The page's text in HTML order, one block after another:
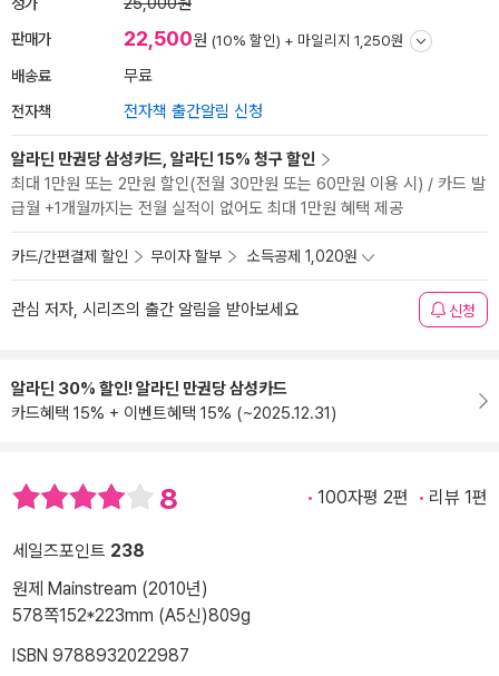
판매가 22,500원 (10% 할인) + 마일리지 1,250원
배송료 무료
전자책 전자책 출간알림 신청
알라딘 만권당 삼성카드, 알라딘 15% 청구 할인
최대 1만원 또는 2만원 할인(전월 30만원 또는 60만원 이용 시) / 카드 발
급월 +1개월까지는 전월 실적이 없어도 최대 1만원 혜택 제공
카드/간편결제 할인 무이자 할부 소득공제 1,020원
관심 저자, 시리즈의 출간 알림을 받아보세요 신청
알라딘 30% 할인! 알라딘 만권당 삼성카드
카드혜택 15% + 이벤트혜택 15% (~2025.12.31)
8 100자평 2편 리뷰 1편
세일즈포인트 238
원제 Mainstream (2010년)
578쪽152*223mm (A5신)809g
ISBN 9788932022987